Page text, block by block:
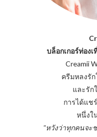
บล็อกเกอร์ท่อง
Creamii
ครีมหลงรัก
และรัก
การได้แช
หนึ่งใ
"หวังว่าทุกคนจะ